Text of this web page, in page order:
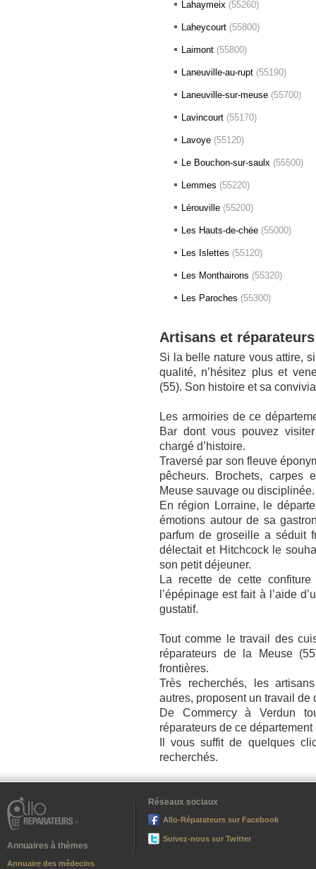
Lahaymeix (55260)
Laheycourt (55800)
Laimont (55800)
Laneuville-au-rupt (55190)
Laneuville-sur-meuse (55700)
Lavincourt (55170)
Lavoye (55120)
Le Bouchon-sur-saulx (55500)
Lemmes (55220)
Lérouville (55200)
Les Hauts-de-chée (55000)
Les Islettes (55120)
Les Monthairons (55320)
Les Paroches (55300)
Artisans et
Si la belle nature vous attire,
qualité, n’hésitez plus et
(55). Son histoire et sa
Les armoiries de ce
Bar dont vous pouvez
chargé d’histoire.
Traversé par son fleuve
pêcheurs. Brochets,
Meuse sauvage ou disciplinée.
En région Lorraine, le
émotions autour de sa
parfum de groseille a séduit
délectait et Hitchcock le
son petit déjeuner.
La recette de cette
l’épépinage est fait à l’aide
gustatif.
Tout comme le travail des
réparateurs de la Meuse
frontières.
Très recherchés, les
autres, proposent un travail de
De Commercy à Verdun
réparateurs de ce
Il vous suffit de quelques
recherchés.
Annuaires à thèmes
Annuaire des médecins
Réseaux sociaux
Allo-Réparateurs sur Facebook
Suivez-nous sur Twitter